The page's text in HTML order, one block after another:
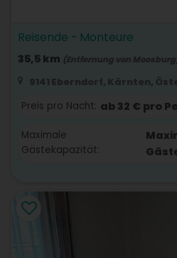
Reisende - Monteure
35,5 km (Entfernung von
9141 Eberndorf, Kärnten,
Preis pro Nacht: ab 32 € pro
Maximale
Gästekapazität: